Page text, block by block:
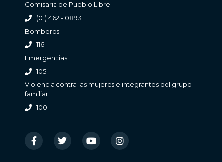
Comisaria de Pueblo Libre
(01) 462 - 0893
Bomberos
116
Emergencias
105
Violencia contra las mujeres e integrantes del grupo
familiar
100